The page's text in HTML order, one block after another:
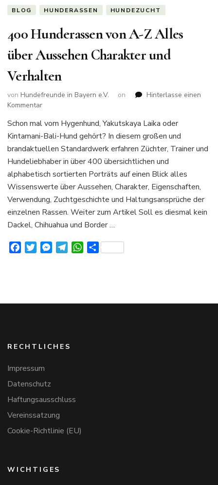
BLOG HUNDERASSEN HUNDEZUCHT
400 Hunderassen von A-Z Alles
über Aussehen Charakter und
Verhalten
von Hundefreunde in Bayern e.V. on
Hinterlasse einen
Kommentarzu
Hunderassen
von
A-
Alles
über
Aussehen
Charakter
und
Verhalten
Schon mal vom Hygenhund, Yakutskaya Laika oder
Kintamani-Bali-Hund gehört? In diesem großen und
brandaktuellen Standardwerk erfahren Züchter, Trainer und
Hundeliebhaber in über 400 übersichtlichen und
alphabetisch sortierten Porträts auf einen Blick alles
Wissenswerte über Aussehen, Charakter, Eigenschaften,
Verwendung, Zuchtgeschichte und Haltungsansprüche der
einzelnen Rassen. Weiter zum Artikel Soll es diesmal kein
Dackel, Chihuahua und Border …
FacebookTwitterMessenger
TelegramWhatsApp
Teilen
RECHTLICHES
Impressum
Datenschutz
Haftungsausschluss
Vereinssatzung
Cookie-Richtlinie (EU)
WICHTIGES